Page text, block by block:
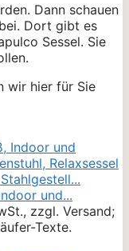
Dann schauen
Dort gibt es
Sessel. Sie
wir hier für Sie
und...
zzgl. Versand;
Texte.